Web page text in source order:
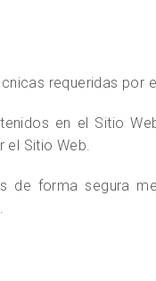
requeridas por
en el Sitio
el Sitio Web.
de forma segura